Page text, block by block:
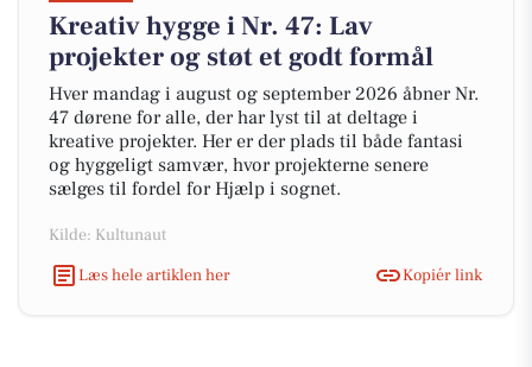
Kreativ hygge i Nr. 47: Lav
projekter og støt et godt formål
Hver mandag i august og september 2026 åbner Nr.
47 dørene for alle, der har lyst til at deltage i
kreative projekter. Her er der plads til både fantasi
og hyggeligt samvær, hvor projekterne senere
sælges til fordel for Hjælp i sognet.
Kilde: Kultunaut
Læs hele artiklen her
Kopiér link